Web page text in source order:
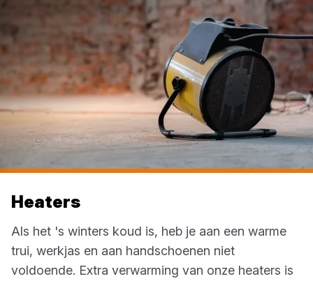
Heaters
Als het 's winters koud is, heb je aan een warme
trui, werkjas en aan handschoenen niet
voldoende. Extra verwarming van onze heaters is